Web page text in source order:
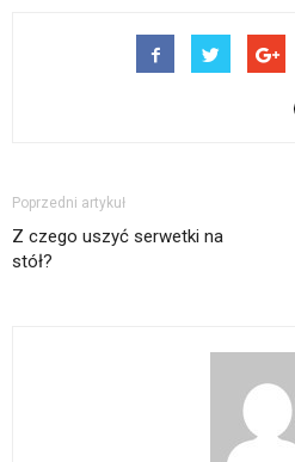
Poprzedni artykuł
Z czego uszyć serwetki na
stół?